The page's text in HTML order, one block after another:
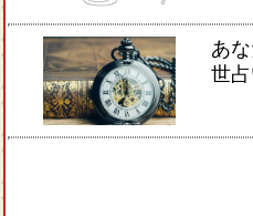
あ
世